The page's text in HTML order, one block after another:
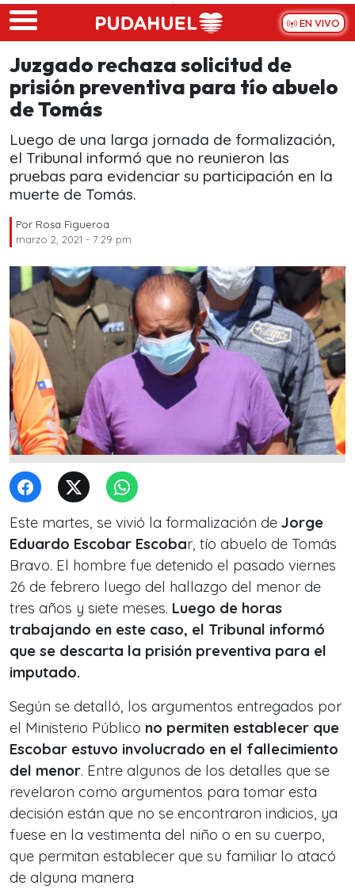
Skip to main content
EN VIVO
Juzgado rechaza solicitud de
prisión preventiva para tío abuelo
de Tomás
Luego de una larga jornada de formalización,
el Tribunal informó que no reunieron las
pruebas para evidenciar su participación en la
muerte de Tomás.
Por Rosa Figueroa
marzo 2, 2021 - 7:29 pm
Este martes, se vivió la formalización de Jorge
Eduardo Escobar Escobar, tío abuelo de Tomás
Bravo. El hombre fue detenido el pasado viernes
26 de febrero luego del hallazgo del menor de
tres años y siete meses. Luego de horas
trabajando en este caso, el Tribunal informó
que se descarta la prisión preventiva para el
imputado.
Según se detalló, los argumentos entregados por
el Ministerio Público no permiten establecer que
Escobar estuvo involucrado en el fallecimiento
del menor. Entre algunos de los detalles que se
revelaron como argumentos para tomar esta
decisión están que no se encontraron indicios, ya
fuese en la vestimenta del niño o en su cuerpo,
que permitan establecer que su familiar lo atacó
de alguna manera